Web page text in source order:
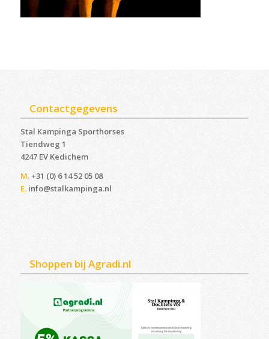
Contactgegevens
Stal Kampinga Sporthorses
Tiendweg 1
4247 EV Kedichem ‎
M.+31 (0) 6 14 52 05 08
E. info@stalkampinga.nl
Shoppen bij Agradi.nl